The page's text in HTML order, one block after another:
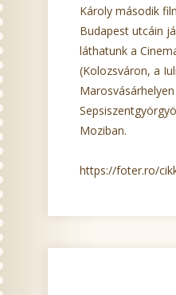
Károly második
Budapest utcáin
láthatunk a
(Kolozsváron, a
Moziban.